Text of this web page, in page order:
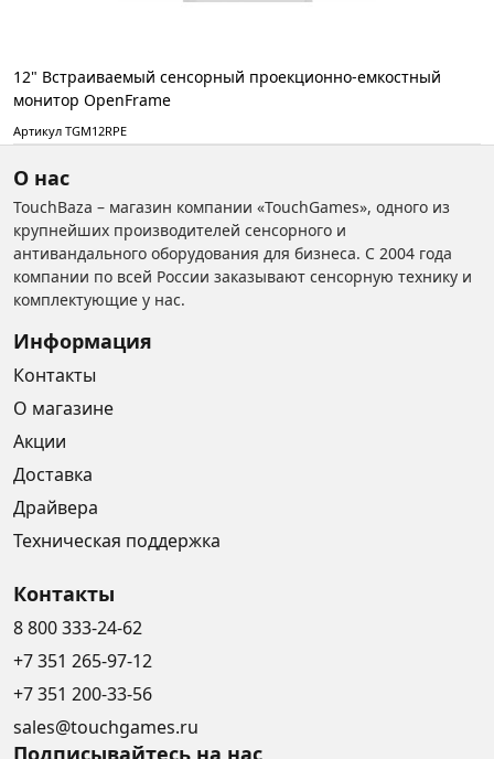
12" Встраиваемый сенсорный проекционно-емкостный
монитор OpenFrame
Артикул TGМ12RPE
О нас
TouchBaza – магазин компании «TouchGames», одного из
крупнейших производителей сенсорного и
антивандального оборудования для бизнеса. С 2004 года
компании по всей России заказывают сенсорную технику и
комплектующие у нас.
Информация
Контакты
О магазине
Акции
Доставка
Драйвера
Техническая поддержка
Контакты
8 800 333-24-62
+7 351 265-97-12
+7 351 200-33-56
sales@touchgames.ru
Подписывайтесь на нас